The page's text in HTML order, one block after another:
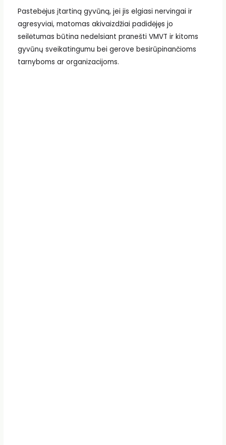
Pastebėjus įtartiną gyvūną, jei jis elgiasi nervingai ir
agresyviai, matomas akivaizdžiai padidėjęs jo
seilėtumas būtina nedelsiant pranešti VMVT ir kitoms
gyvūnų sveikatingumu bei gerove besirūpinančioms
tarnyboms ar organizacijoms.